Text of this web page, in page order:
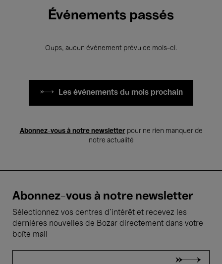
Événements passés
Oups, aucun événement prévu ce mois-ci.
Les événements du mois prochain
Abonnez-vous à notre newsletterpour ne rien manquer de
notre actualité
Abonnez-vous à notre newsletter
Sélectionnez vos centres d'intérêt et recevez les
dernières nouvelles de Bozar directement dans votre
boîte mail